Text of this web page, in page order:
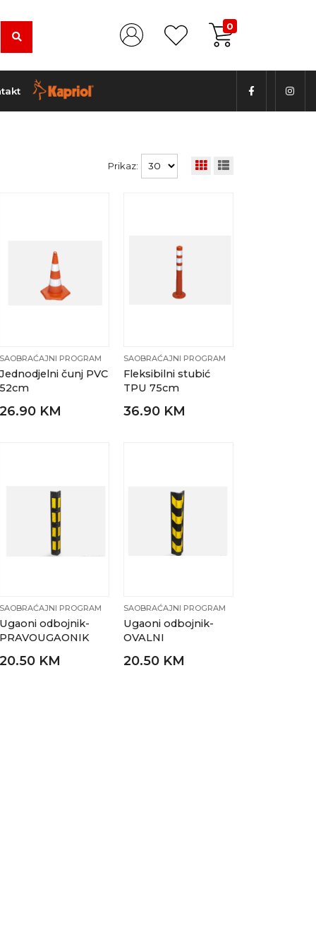
0
Prikaz:
SAOBRAĆAJNI PROGRAM
Jednodjelni čunj PVC
52cm
26.90 KM
SAOBRAĆAJNI PROGRAM
Fleksibilni stubić
TPU 75cm
36.90 KM
SAOBRAĆAJNI PROGRAM
Ugaoni odbojnik-
PRAVOUGAONIK
20.50 KM
SAOBRAĆAJNI PROGRAM
Ugaoni odbojnik-
OVALNI
20.50 KM